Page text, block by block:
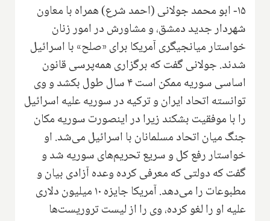
۱۵- ابو محمد جولانی (احمد شرع) همراه با معاون
شهردار جدید دمشق، و مشاورش در امور زنان
خواستار میانجیگری آمریکا برای «صلح» با اسرائیل
شدند. جولانی گفت که برگزاری همه‌پرسی قانون
اساسی سوریه ممکن است ۴ سال طول بکشد و وی
توانسته اتحاد ایران و ترکیه در سوریه علیه اسرائیل
را با موفقیت بشکند زیرا در اینصورت سوریه مکان
جنگ میان اتحاد مسلمانان با اسرائیل می‌شد. او
خواستار رفع کل و سریع تحریم‌های سوریه شد و
گفت که دولتی که معرفی کرده وعده آزادی بیان و
مطبوعات را می‌دهد. آمریکا جایزه ۱۰ میلیون دلاری
علیه او را لغو کرده، وی را از لیست تروریست‌ها